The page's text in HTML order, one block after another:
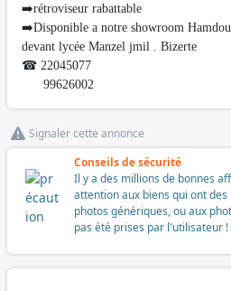
➡️rétroviseur rabattable
➡️Disponible a notre showroom
devant lycée Manzel jmil . Bizerte
☎ 22045077
99626002
Signaler cette annonce
Conseils de sécurité
Il y a des millions de bonnes
attention aux biens qui ont
photos génériques, ou aux
pas été prises par l'utilisateur !